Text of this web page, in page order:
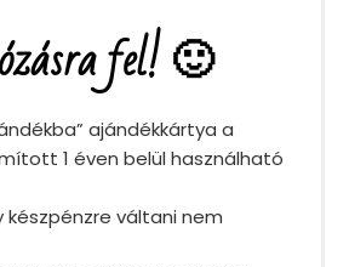
fel! 🙂
ajándékkártya a
1 éven belül használható
készpénzre váltani nem